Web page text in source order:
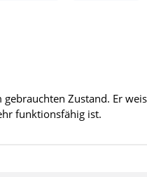
Zustand. Er
funktionsfähig ist.